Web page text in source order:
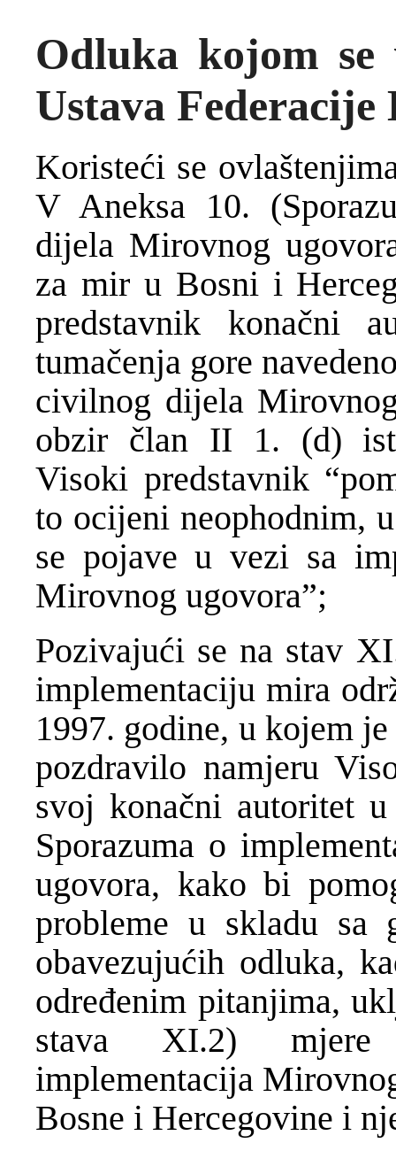
Odluka kojom se
Ustava Federacije
Koristeći se
V Aneksa 10.
dijela Mirovnog
za mir u Bosni i
predstavnik konačni
tumačenja gore
civilnog dijela
obzir član II 1. (d)
Visoki predstavnik
to ocijeni neophodnim,
se pojave u vezi sa
Mirovnog ugovora”;
Pozivajući se na stav
implementaciju mira
1997. godine, u kojem
pozdravilo namjeru
svoj konačni autoritet
Sporazuma o
ugovora, kako bi
probleme u skladu sa
obavezujućih odluka,
određenim pitanjima,
stava XI.2) mjere
implementacija
Bosne i Hercegovine i